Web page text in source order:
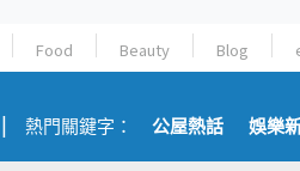
Food Beauty Blog
熱門關鍵字： 公屋熱話 娛樂